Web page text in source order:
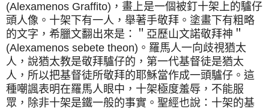
(Alexamenos Graffito)，畫上是一個被釘十架上的驢仔
頭人像。十架下有一人，舉著手敬拜。塗畫下有粗略
的文字，希臘文翻出來是：＂亞歷山文諾敬拜神＂
(Alexamenos sebete theon)。羅馬人一向歧視猶太
人，說猶太教是敬拜驢仔的，第一代基督徒是猶太
人，所以把基督徒所敬拜的耶穌當作成一頭驢仔。這
種嘲諷表明在羅馬人眼中，十架極度羞辱，不能服
眾，除非十架是鐵一般的事實。聖經也說：十架的基